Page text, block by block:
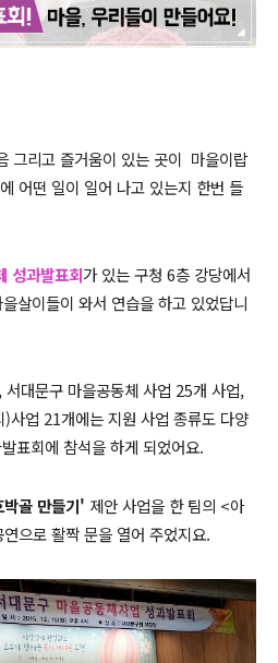
그리고 즐거움이 있는 곳이 마을이랍
어떤 일이 일어 나고 있는지 한번 들
성과발표회가 있는 구청 6층 강당에서
살이들이 와서 연습을 하고 있었답니
대문구 마을공동체 사업 25개 사업,
사업 21개에는 지원 사업 종류도 다양
표회에 참석을 하게 되었어요.
골 만들기' 제안 사업을 한 팀의 <아
으로 활짝 문을 열어 주었지요.